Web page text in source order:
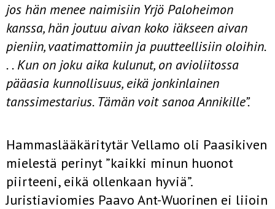
jos hän menee naimisiin Yrjö Paloheimon
kanssa, hän joutuu aivan koko iäkseen aivan
pieniin, vaatimattomiin ja puutteellisiin oloihin.
. . Kun on joku aika kulunut, on avioliitossa
pääasia kunnollisuus, eikä jonkinlainen
tanssimestarius. Tämän voit sanoa Annikille”.
Hammaslääkäritytär Vellamo oli Paasikiven
mielestä perinyt ”kaikki minun huonot
piirteeni, eikä ollenkaan hyviä”.
Juristiaviomies Paavo Ant-Wuorinen ei liioin